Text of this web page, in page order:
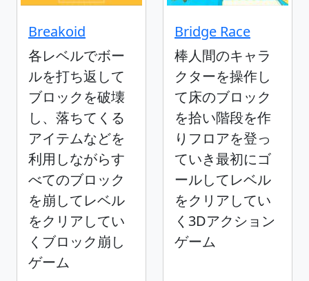
Breakoid
各レベルでボー
ルを打ち返して
ブロックを破壊
し、落ちてくる
アイテムなどを
利用しながらす
べてのブロック
を崩してレベル
をクリアしてい
くブロック崩し
ゲーム
Bridge Race
棒人間のキャラ
クターを操作し
て床のブロック
を拾い階段を作
りフロアを登っ
ていき最初にゴ
ールしてレベル
をクリアしてい
く3Dアクション
ゲーム